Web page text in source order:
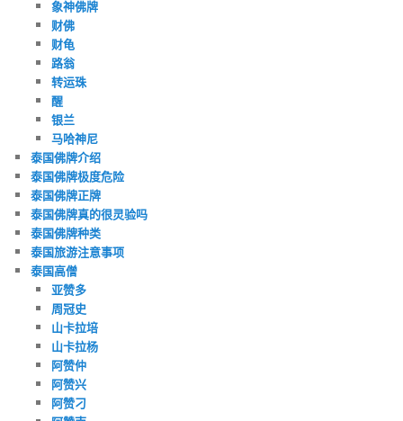
象神佛牌
财佛
财龟
路翁
转运珠
醒
银兰
马哈神尼
泰国佛牌介绍
泰国佛牌极度危险
泰国佛牌正牌
泰国佛牌真的很灵验吗
泰国佛牌种类
泰国旅游注意事项
泰国高僧
亚赞多
周冠史
山卡拉培
山卡拉杨
阿赞仲
阿赞兴
阿赞刁